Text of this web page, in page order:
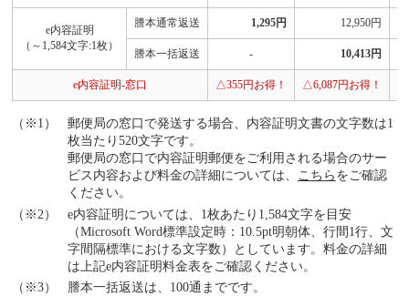
e内容証明
（～1,584文字:1枚）
謄本通常返送 1,295円 12,950円
謄本一括返送 - 10,413円
e内容証明-窓口 △355円お得！ △6,087円お得！
郵便局の窓口で発送する場合、内容証明文書の文字数は1
枚当たり520文字です。
郵便局の窓口で内容証明郵便をご利用される場合のサー
ビス内容および料金の詳細については、 こちらをご確認
ください。
e内容証明については、1枚あたり1,584文字を目安
（Microsoft Word標準設定時：10.5pt明朝体、行間1行、文
字間隔標準における文字数）としています。料金の詳細
は上記e内容証明料金表をご確認ください。
謄本一括返送は、100通までです。